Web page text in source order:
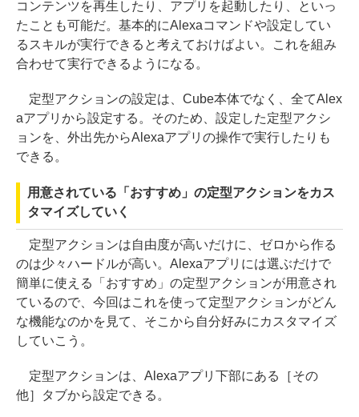
コンテンツを再生したり、アプリを起動したり、といっ
たことも可能だ。基本的にAlexaコマンドや設定してい
るスキルが実行できると考えておけばよい。これを組み
合わせて実行できるようになる。
定型アクションの設定は、Cube本体でなく、全てAlex
aアプリから設定する。そのため、設定した定型アクシ
ョンを、外出先からAlexaアプリの操作で実行したりも
できる。
用意されている「おすすめ」の定型アクションをカス
タマイズしていく
定型アクションは自由度が高いだけに、ゼロから作る
のは少々ハードルが高い。Alexaアプリには選ぶだけで
簡単に使える「おすすめ」の定型アクションが用意され
ているので、今回はこれを使って定型アクションがどん
な機能なのかを見て、そこから自分好みにカスタマイズ
していこう。
定型アクションは、Alexaアプリ下部にある［その
他］タブから設定できる。